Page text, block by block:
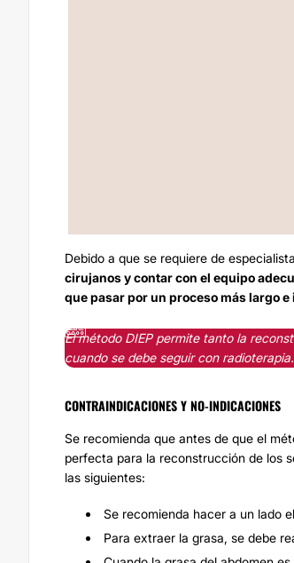
Debido a que se requiere de
cirujanos y contar con el equipo
que pasar por un proceso más largo
El método DIEP permite tanto la
cuando se debe seguir con radioterapia.
CONTRAINDICACIONES Y NO-INDICACIONES
Se recomienda que antes de que el
perfecta para la reconstrucción de los
las siguientes:
Se recomienda hacer a un lado
Para extraer la grasa, se debe